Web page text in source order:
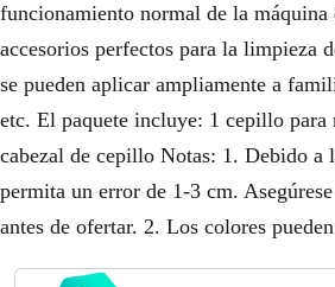
funcionamiento normal de la máquina
accesorios perfectos para la limpieza
se pueden aplicar ampliamente a
etc. El paquete incluye: 1 cepillo para
cabezal de cepillo Notas: 1. Debido a
permita un error de 1-3 cm.
antes de ofertar. 2. Los colores